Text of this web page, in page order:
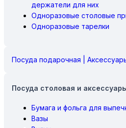
держатели для них
Одноразовые столовые
Одноразовые тарелки
Посуда подарочная |
Посуда столовая и
Бумага и фольга для
Вазы